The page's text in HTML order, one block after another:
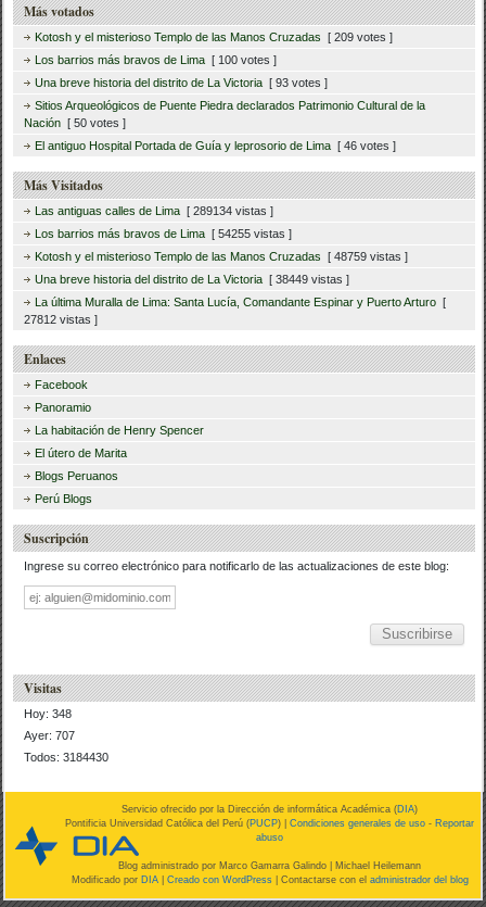
Más votados
Kotosh y el misterioso Templo de las Manos Cruzadas [ 209 votes ]
Los barrios más bravos de Lima [ 100 votes ]
Una breve historia del distrito de La Victoria [ 93 votes ]
Sitios Arqueológicos de Puente Piedra declarados Patrimonio Cultural de la
Nación [ 50 votes ]
El antiguo Hospital Portada de Guía y leprosorio de Lima [ 46 votes ]
Más Visitados
Las antiguas calles de Lima [ 289134 vistas ]
Los barrios más bravos de Lima [ 54255 vistas ]
Kotosh y el misterioso Templo de las Manos Cruzadas [ 48759 vistas ]
Una breve historia del distrito de La Victoria [ 38449 vistas ]
La última Muralla de Lima: Santa Lucía, Comandante Espinar y Puerto Arturo [
27812 vistas ]
Enlaces
Facebook
Panoramio
La habitación de Henry Spencer
El útero de Marita
Blogs Peruanos
Perú Blogs
Suscripción
Ingrese su correo electrónico para notificarlo de las actualizaciones de este blog:
Dirección
de
correo
Visitas
Hoy: 348
Ayer: 707
Todos: 3184430
Servicio ofrecido por la Dirección de informática Académica (DIA)
Pontificia Universidad Católica del Perú (PUCP) |Condiciones generales de uso - Reportar
abuso
Blog administrado por Marco Gamarra Galindo | Michael Heilemann
Modificado por DIA| Creado con WordPress| Contactarse con el administrador del blog